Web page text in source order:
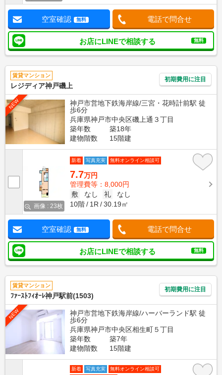
空室確認 無料 電話で問合せ
お店にLINEで相談する 無料
賃貸マンション
レジディア神戸磯上
初期費用に注目
NEW
神戸市営地下鉄海岸線/三宮・花時計前駅 徒
歩6分
兵庫県神戸市中央区磯上通３丁目
築年数
築18年
建物階数
15階建
画像 : 23枚
新着 写真充実 無料オンライン相談可
7.7万円
管理費等：8,000円
敷
なし 礼
なし
10階
1R 30.19㎡
空室確認 無料 電話で問合せ
お店にLINEで相談する 無料
賃貸マンション
ﾌｧｰｽﾄﾌｨｵｰﾚ神戸駅前(1503)
初期費用に注目
NEW
神戸市営地下鉄海岸線/ハーバーランド駅 徒
歩6分
兵庫県神戸市中央区相生町５丁目
築年数
築7年
建物階数
15階建
新着 写真充実
無料オンライン相談可